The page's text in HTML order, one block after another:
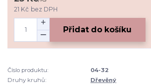
21 Kč bez DPH
Přidat do košíku
Číslo produktu:
04-32
Druhy kruhů:
Dřevěný